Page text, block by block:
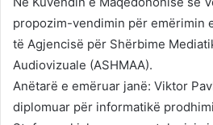
propozim-vendimin për emërimin
të Agjencisë për Shërbime
Audiovizuale (ASHMAA).
Anëtarë e emëruar janë: Viktor
diplomuar për informatikë